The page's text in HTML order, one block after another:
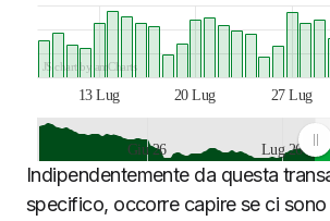
13 Lug 20 Lug 27 Lug
JS chart by amCharts
Giu 26 Lug 26
JS chart by amCharts
Indipendentemente da questa
specifico, occorre capire se ci sono